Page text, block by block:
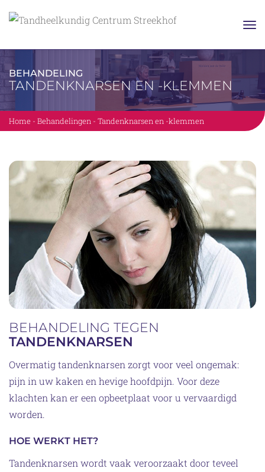
BEHANDELING
TANDENKNARSEN EN -KLEMMEN
Home - Behandelingen - Tandenknarsen en -klemmen
BEHANDELING TEGEN
TANDENKNARSEN
Overmatig tandenknarsen zorgt voor veel ongemak:
pijn in uw kaken en hevige hoofdpijn. Voor deze
klachten kan er een opbeetplaat voor u vervaardigd
worden.
HOE WERKT HET?
Tandenknarsen wordt vaak veroorzaakt door teveel